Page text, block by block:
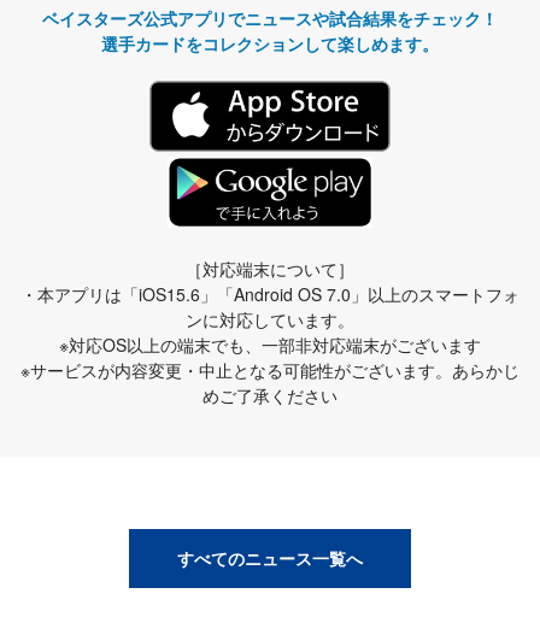
ベイスターズ公式アプリでニュースや試合結果をチェック！
選手カードをコレクションして楽しめます。
［対応端末について］
・本アプリは「iOS15.6」「Android OS 7.0」以上のスマートフォ
ンに対応しています。
※対応OS以上の端末でも、一部非対応端末がございます
※サービスが内容変更・中止となる可能性がございます。あらかじ
めご了承ください
すべてのニュース一覧へ